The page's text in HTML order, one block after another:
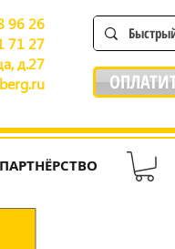
96 26
71 27
д.27
ПАРТНЁРСТВО